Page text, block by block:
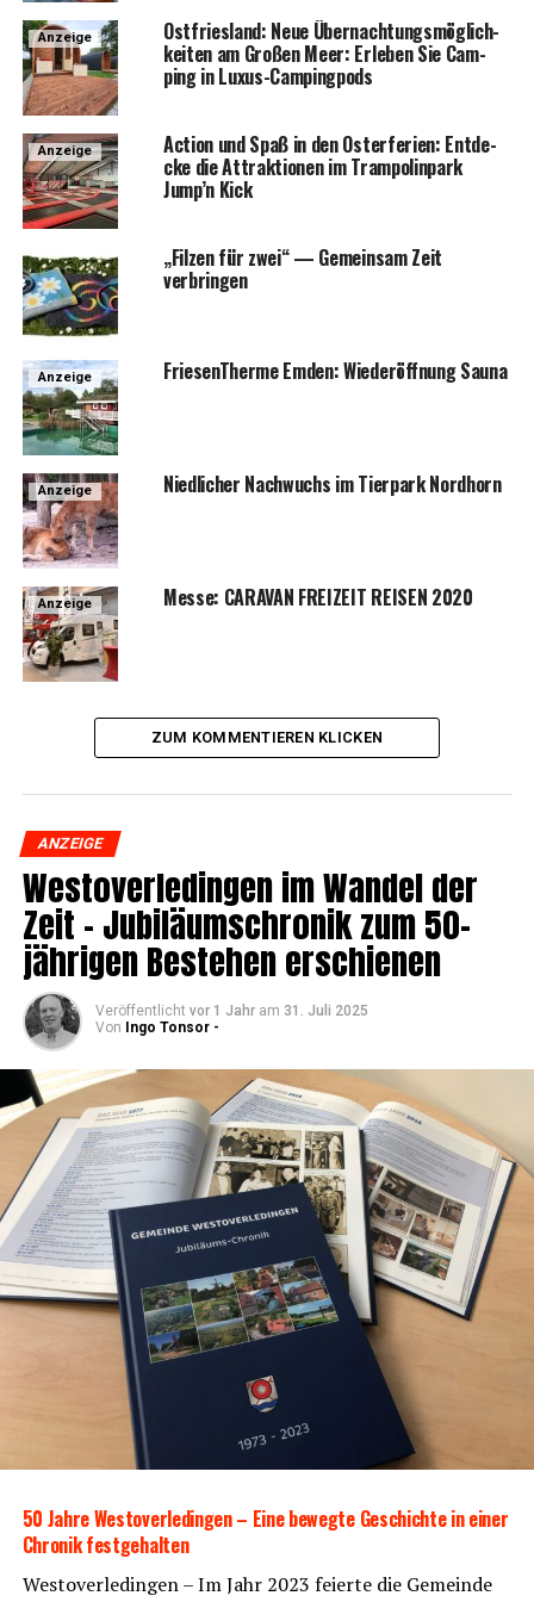
Anzeige Ost­fries­land: Neue Über­nach­tungs­mög­lich­
kei­ten am Gro­ßen Meer: Erle­ben Sie Cam­
ping in Luxus-Campingpods
Anzeige Action und Spaß in den Oster­fe­ri­en: Ent­de­
cke die Attrak­tio­nen im Tram­po­lin­park
Jump’n Kick
„Fil­zen für zwei“ — Gemein­sam Zeit
verbringen
Anzeige Frie­sen­Ther­me Emden: Wie­der­öff­nung Sauna
Anzeige Nied­li­cher Nach­wuchs im Tier­park Nordhorn
Anzeige Mes­se: CARAVAN FREIZEIT REISEN 2020
ZUM KOMMENTIEREN KLICKEN
ANZEIGE
Wes­t­ov­er­le­din­gen im Wan­del der
Zeit – Jubi­lä­umschro­nik zum 50-
jäh­ri­gen Bestehen erschienen
Veröffentlicht vor 1 Jahr am 31. Juli 2025
Von Ingo Tonsor -
50 Jah­re Wes­t­ov­er­le­din­gen – Eine beweg­te Geschich­te in einer
Chro­nik festgehalten
Wes­t­ov­er­le­din­gen – Im Jahr 2023 fei­er­te die Gemein­de